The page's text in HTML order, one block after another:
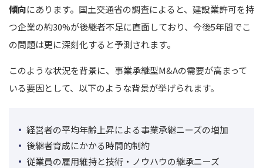
傾向にあります。国土交通省の調査によると、建設業許可を持
つ企業の約30%が後継者不足に直面しており、今後5年間でこ
の問題は更に深刻化すると予測されます。
このような状況を背景に、事業承継型M&Aの需要が高まって
いる要因として、以下のような背景が挙げられます。
経営者の平均年齢上昇による事業承継ニーズの増加
後継者育成にかかる時間的制約
従業員の雇用維持と技術・ノウハウの継承ニーズ